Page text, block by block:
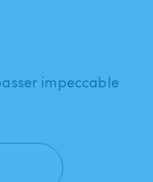
impeccable